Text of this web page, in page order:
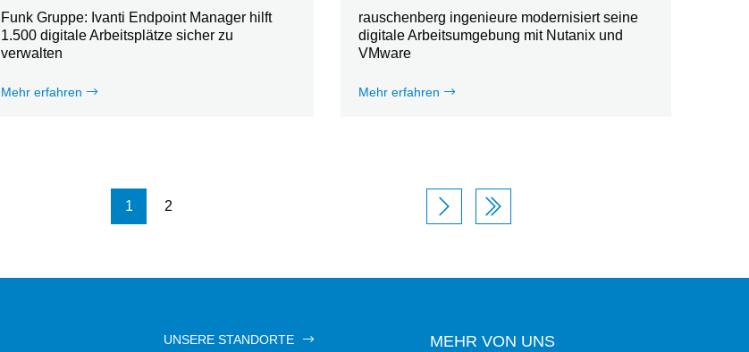
Funk Gruppe: Ivanti Endpoint Manager hilft
1.500 digitale Arbeitsplätze sicher zu
verwalten
Mehr erfahren
rauschenberg ingenieure modernisiert seine
digitale Arbeitsumgebung mit Nutanix und
VMware
Mehr erfahren
Seitennummerierung
1 2
UNSERE STANDORTE MEHR VON UNS